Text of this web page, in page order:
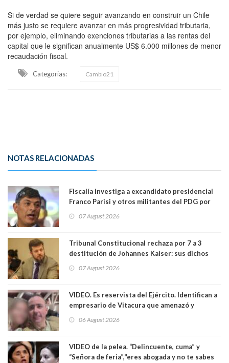
Si de verdad se quiere seguir avanzando en construir un Chile
más justo se requiere avanzar en más progresividad tributaria,
por ejemplo, eliminando exenciones tributarias a las rentas del
capital que le significan anualmente US$ 6.000 millones de menor
recaudación fiscal.
Categorias: Cambio21
NOTAS RELACIONADAS
Fiscalía investiga a excandidato presidencial
Franco Parisi y otros militantes del PDG por
07 August 2026
Tribunal Constitucional rechaza por 7 a 3
destitución de Johannes Kaiser: sus dichos
justicia constitucional porque no es diputado
07 August 2026
VIDEO. Es reservista del Ejército. Identifican a
empresario de Vitacura que amenazó y
al "ring raja". Se trata de Andrés Arrieta y la
06 August 2026
VIDEO de la pelea. “Delincuente, cuma” y
“Señora de feria”,"eres abogada y no te sabes